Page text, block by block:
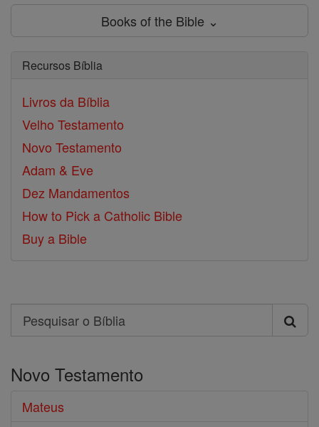
Books of the Bible ⌄
Recursos Bíblia
Livros da Bíblia
Velho Testamento
Novo Testamento
Adam & Eve
Dez Mandamentos
How to Pick a Catholic Bible
Buy a Bible
Search
Pesquisar
Bíblia
Novo Testamento
Mateus